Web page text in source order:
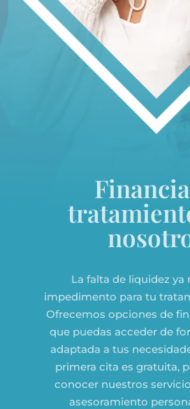
La falta de liquidez ya
impedimento para tu
Ofrecemos opciones de
que puedas acceder de
adaptada a tus
primera cita es gratuita,
conocer nuestros
asesoramiento